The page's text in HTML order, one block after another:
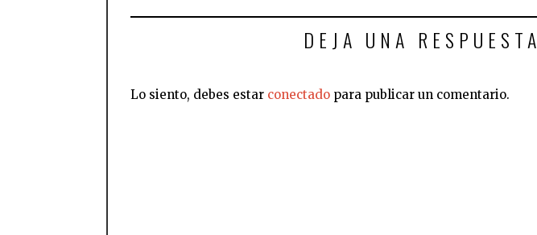
DEJA UNA RESPUESTA
Lo siento, debes estar conectado para publicar un comentario.